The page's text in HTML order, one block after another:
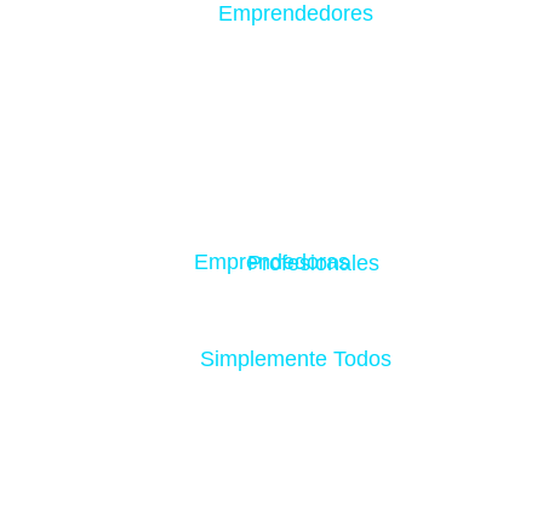
Emprendedores
Emprendedoras
Profesionales
Simplemente Todos